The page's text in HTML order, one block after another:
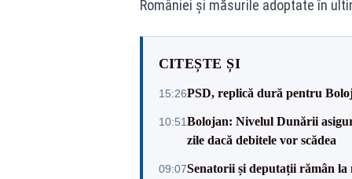
României și măsurile adoptate în
CITEȘTE ȘI
15:26PSD, replică dură pentru
10:51Bolojan: Nivelul Dunării
zile dacă debitele vor scădea
09:07Senatorii și deputații rămân